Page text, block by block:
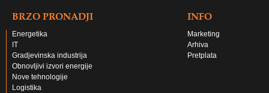
BRZO PRONADJI
Energetika
IT
Gradjevinska industrija
Obnovljivi izvori energije
Nove tehnologije
Logistika
INFO
Marketing
Arhiva
Pretplata